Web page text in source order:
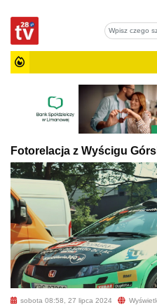
Fotorelacja z Wyścigu
sobota 08:58, 27 lipca 2024